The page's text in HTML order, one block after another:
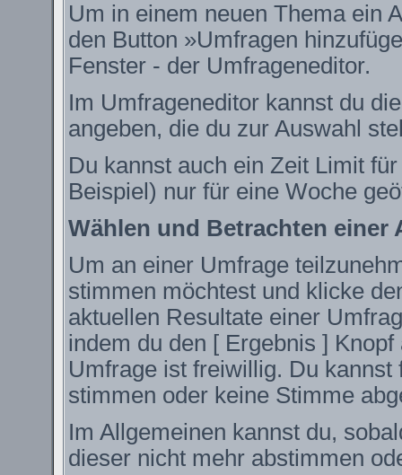
Um in einem neuen Thema ein
den Button »Umfragen
Fenster - der Umfrageneditor.
Im Umfrageneditor kannst du
angeben, die du zur Auswahl
Du kannst auch ein Zeit Limit
Beispiel) nur für eine Woche
Wählen und Betrachten einer
Um an einer Umfrage
stimmen möchtest und klicke
aktuellen Resultate einer
indem du den [ Ergebnis ]
Umfrage ist freiwillig. Du
stimmen oder keine Stimme
Im Allgemeinen kannst du,
dieser nicht mehr abstimmen